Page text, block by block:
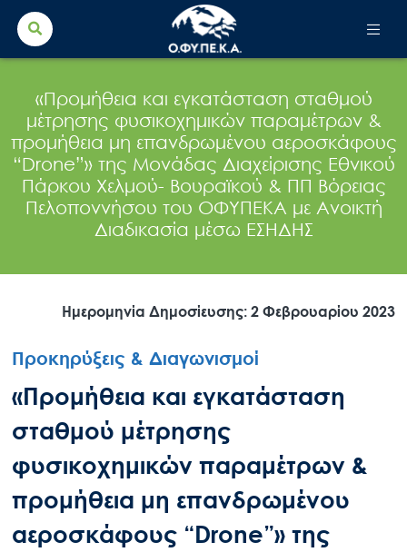
Search
for:
«Προμήθεια και εγκατάσταση σταθμού
μέτρησης φυσικοχημικών παραμέτρων &
προμήθεια μη επανδρωμένου αεροσκάφους
“Drone”» της Μονάδας Διαχείρισης Εθνικού
Πάρκου Χελμού- Βουραϊκού & ΠΠ Βόρειας
Πελοποννήσου του ΟΦΥΠΕΚΑ με Ανοικτή
Διαδικασία μέσω ΕΣΗΔΗΣ
Ημερομηνία Δημοσίευσης: 2 Φεβρουαρίου 2023
Προκηρύξεις & Διαγωνισμοί
«Προμήθεια και εγκατάσταση
σταθμού μέτρησης
φυσικοχημικών παραμέτρων &
προμήθεια μη επανδρωμένου
αεροσκάφους “Drone”» της